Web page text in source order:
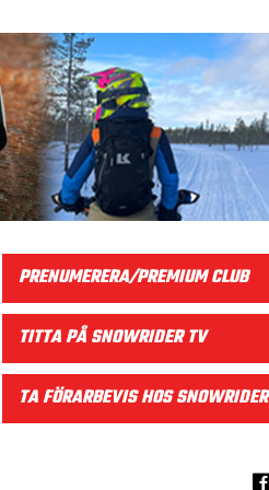
PRENUMERERA/PREMIUM CLUB
TITTA PÅ SNOWRIDER TV
TA FÖRARBEVIS HOS SNOWRIDER